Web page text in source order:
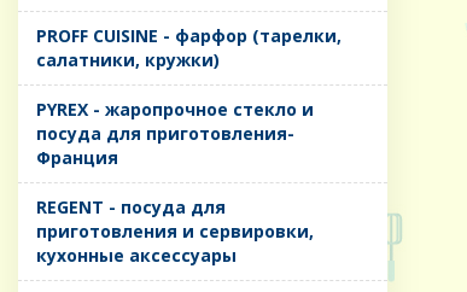
PROFF CUISINE - фарфор (тарелки,
салатники, кружки)
PYREX - жаропрочное стекло и
посуда для приготовления-
Франция
REGENT - посуда для
приготовления и сервировки,
кухонные аксессуары